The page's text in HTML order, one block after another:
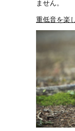
ません。
重低音を楽